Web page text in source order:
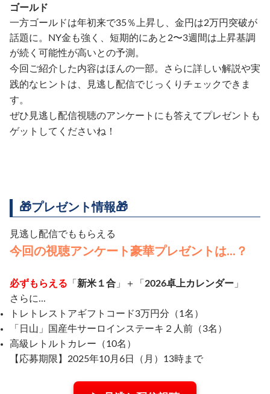
ゴールド
一方ゴールドは年初来で35％上昇し、金円は2万円突破が
話題に。NY金も強く、短期的にあと2〜3週間は上昇基調
が続く可能性が高いとの予測。
今回ご紹介した内容はほんの一部。さらに詳しい解説や実
践的なヒントは、見逃し配信でじっくりチェックできま
す。
ぜひ見逃し配信視聴のアンケートにも答えてプレゼントも
ゲットしてくださいね！
🎁プレゼント情報🎁
見逃し配信でももらえる
今回の視聴アンケート豪華プレゼントは...？
必ずもらえる 「 新米１合 」＋「 2026卓上カレンダー 」
さらに...
トレトレストアギフトコード3万円分（1名）
「日山」国産牛サーロインステーキ２人前（3名）
高級レトルトカレー（10名）
【応募期限】2025年10月6日（月）13時まで